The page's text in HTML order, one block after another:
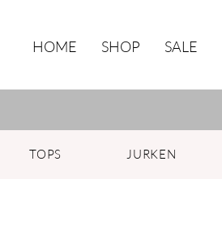
HOME SHOP SALE
TOPS JURKEN